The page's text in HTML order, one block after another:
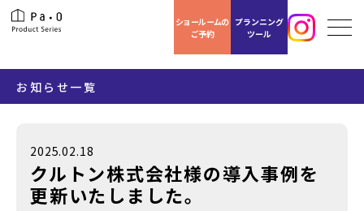
ショールームの
ご予約
プランニング
ツール
お知らせ一覧
2025.02.18
クルトン株式会社様の導入事例を
更新いたしました。